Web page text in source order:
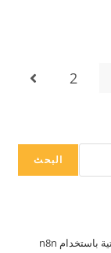
2
البحث
Agentic RAG شرح تقنية بناء أنظمة ذكاء اصطناعي ذاتية باستخدام n8n